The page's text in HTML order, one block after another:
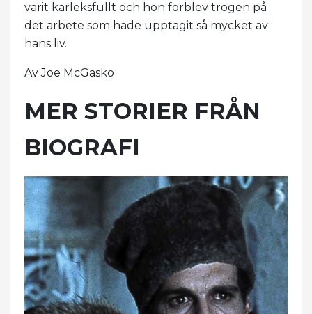
varit kärleksfullt och hon förblev trogen på
det arbete som hade upptagit så mycket av
hans liv.
Av Joe McGasko
MER STORIER FRÅN
BIOGRAFI